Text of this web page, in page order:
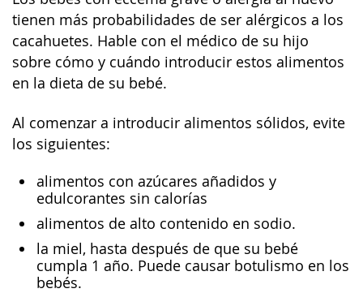
tienen más probabilidades de ser alérgicos a los
cacahuetes. Hable con el médico de su hijo
sobre cómo y cuándo introducir estos alimentos
en la dieta de su bebé.
Al comenzar a introducir alimentos sólidos, evite
los siguientes:
alimentos con azúcares añadidos y
edulcorantes sin calorías
alimentos de alto contenido en sodio.
la miel, hasta después de que su bebé
cumpla 1 año. Puede causar botulismo en los
bebés.